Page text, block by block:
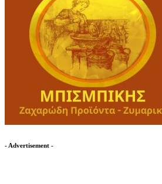
- Advertisement -